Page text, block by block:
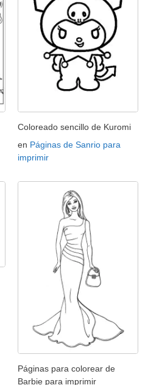
Coloreado sencillo de Kuromi
en Páginas de Sanrio para
imprimir
Páginas para colorear de
Barbie para imprimir